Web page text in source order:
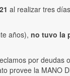
al realizar tres
años), no tuvo la
por deudas
provee la MANO